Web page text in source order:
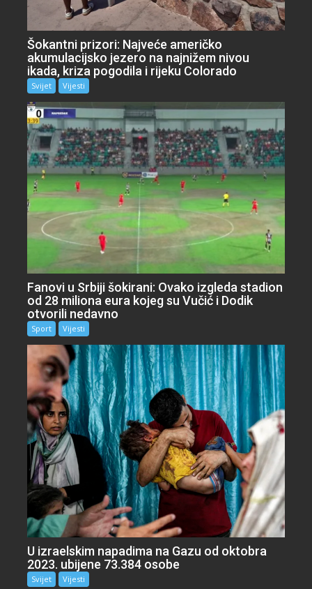
Šokantni prizori: Najveće američko
akumulacijsko jezero na najnižem nivou
ikada, kriza pogodila i rijeku Colorado
Svijet Vijesti
Fanovi u Srbiji šokirani: Ovako izgleda stadion
od 28 miliona eura kojeg su Vučić i Dodik
otvorili nedavno
Sport Vijesti
U izraelskim napadima na Gazu od oktobra
2023. ubijene 73.384 osobe
Svijet Vijesti